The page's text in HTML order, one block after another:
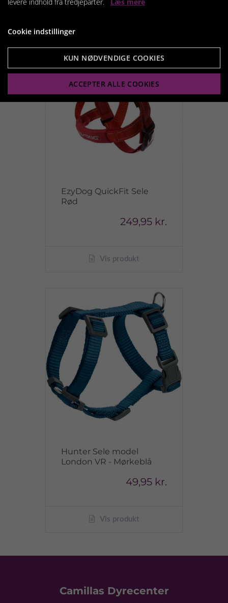
EzyDog QuickFit Sele
Rød
249,95 kr.
Vis produkt
Hunter Sele model
London VR - Mørkeblå
49,95 kr.
Vis produkt
Camillas Dyrecenter
levere indhold fra tredjeparter. Læs mere
Cookie indstillinger
KUN NØDVENDIGE COOKIES
ACCEPTER ALLE COOKIES